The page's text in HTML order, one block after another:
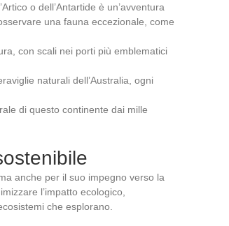
o dell’Antartide è un’avventura
una fauna eccezionale, come
con scali nei porti più emblematici
naturali dell’Australia, ogni
di questo continente dai mille
anche per il suo impegno verso la
l’impatto ecologico,
che esplorano.